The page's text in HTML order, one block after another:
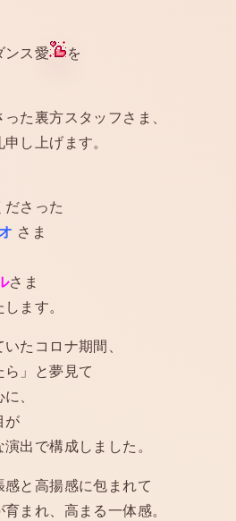
ンス愛
を
た裏方スタッフさま、
し上げます。
さった
さま
さま
ます。
たコロナ期間、
ら」と夢見て
、
が
出で構成しました。
と高揚感に包まれて
まれ、高まる一体感。